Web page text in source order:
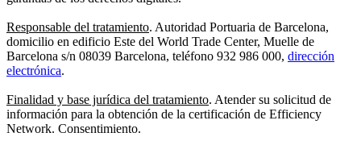
Responsable del tratamiento. Autoridad Portuaria de Barcelona,
domicilio en edificio Este del World Trade Center, Muelle de
Barcelona s/n 08039 Barcelona, teléfono 932 986 000, dirección
electrónica.
Finalidad y base jurídica del tratamiento. Atender su solicitud de
información para la obtención de la certificación de Efficiency
Network. Consentimiento.